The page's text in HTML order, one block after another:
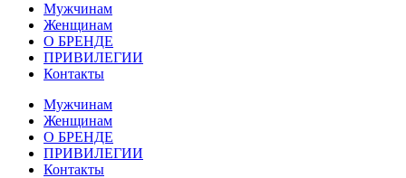
Мужчинам
Женщинам
О БРЕНДЕ
ПРИВИЛЕГИИ
Контакты
Мужчинам
Женщинам
О БРЕНДЕ
ПРИВИЛЕГИИ
Контакты